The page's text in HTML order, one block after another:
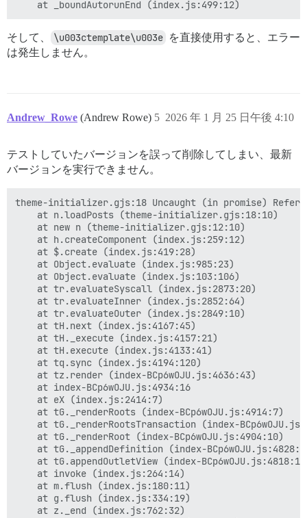
そして、 \u003ctemplate\u003e を直接使用すると、エラー
は発生しません。
Andrew_Rowe (Andrew Rowe) 2026 年 1 月 25 日午後 4:10
5
テストしていたバージョンを誤って削除してしまい、最新
バージョンを実行できません。
theme-initializer.gjs:18 Uncaught (in promise)
    at n.loadPosts (theme-initializer.gjs:18:10)
    at new n (theme-initializer.gjs:12:10)
    at h.createComponent (index.js:259:12)
    at $.create (index.js:419:28)
    at Object.evaluate (index.js:985:23)
    at Object.evaluate (index.js:103:106)
    at tr.evaluateSyscall (index.js:2873:20)
    at tr.evaluateInner (index.js:2852:64)
    at tr.evaluateOuter (index.js:2849:10)
    at tH.next (index.js:4167:45)
    at tH._execute (index.js:4157:21)
    at tH.execute (index.js:4133:41)
    at tq.sync (index.js:4194:120)
    at tz.render (index-BCp6wOJU.js:4636:43)
    at index-BCp6wOJU.js:4934:16
    at eX (index.js:2414:7)
    at tG._renderRoots (index-BCp6wOJU.js:4914:7)
at tG._renderRootsTransaction (index-
    at tG._renderRoot (index-BCp6wOJU.js:4904:10)
at tG._appendDefinition (index-
at tG.appendOutletView (index-
    at invoke (index.js:264:14)
    at m.flush (index.js:180:11)
    at g.flush (index.js:334:19)
    at z._end (index.js:762:32)